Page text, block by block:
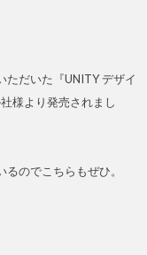
ただいた『UNITY デザイ
様より発売されまし
のでこちらもぜひ。